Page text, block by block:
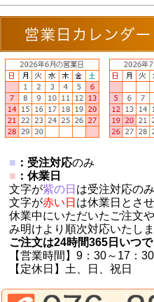
■ ：受注対応のみ
■ ：休業日
文字が紫の日 は受注対応のみ
文字が赤い日 は休業日とさ
休業中にいただいたご注文
み明けより順次対応いたしま
ご注文は24時間365日いつ
【営業時間】9：30～17：30
【定休日】土、日、祝日